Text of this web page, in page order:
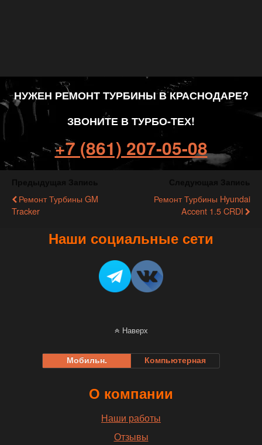
НУЖЕН РЕМОНТ ТУРБИНЫ В КРАСНОДАРЕ?
ЗВОНИТЕ В ТУРБО-ТЕХ!
+7 (861) 207-05-08
Ремонт Турбины GM
Tracker
Ремонт Турбины Hyundai
Accent 1.5 CRDI
Наши социальные сети
Наверх
Мобильн. Компьютерная
О компании
Наши работы
Отзывы